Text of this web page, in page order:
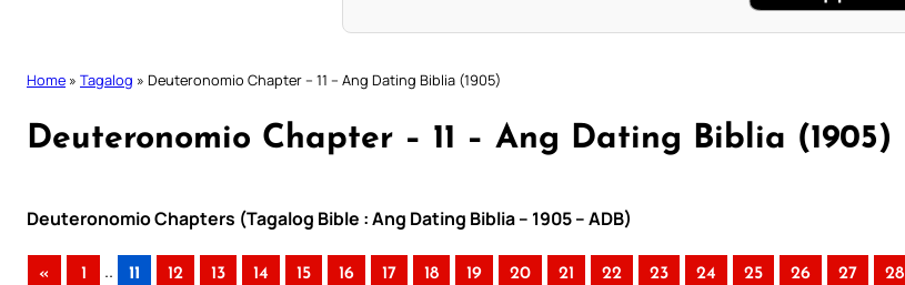
Home » Tagalog » Deuteronomio Chapter – 11 – Ang Dating Biblia (1905)
Deuteronomio Chapter – 11 – Ang Dating Biblia (1905)
Deuteronomio Chapters (Tagalog Bible : Ang Dating Biblia – 1905 – ADB)
« 1 .. 11 12 13 14 15 16 17 18 19 20 21 22 23 24 25 26 27 28